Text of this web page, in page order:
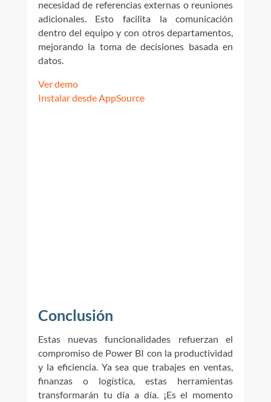
necesidad de referencias externas o reuniones
adicionales. Esto facilita la comunicación
dentro del equipo y con otros departamentos,
mejorando la toma de decisiones basada en
datos.
Ver demo
Instalar desde AppSource
Conclusión
Estas nuevas funcionalidades refuerzan el
compromiso de Power BI con la productividad
y la eficiencia. Ya sea que trabajes en ventas,
finanzas o logística, estas herramientas
transformarán tu día a día. ¡Es el momento